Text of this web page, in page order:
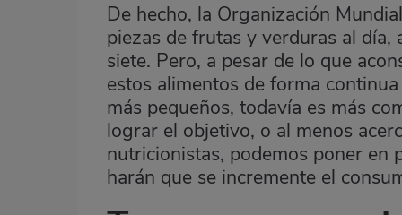
Body
De hecho, la Organización
piezas de frutas y verduras al
siete. Pero, a pesar de lo que
estos alimentos de forma
más pequeños, todavía es más
lograr el objetivo, o al menos
nutricionistas, podemos poner en
harán que se incremente el